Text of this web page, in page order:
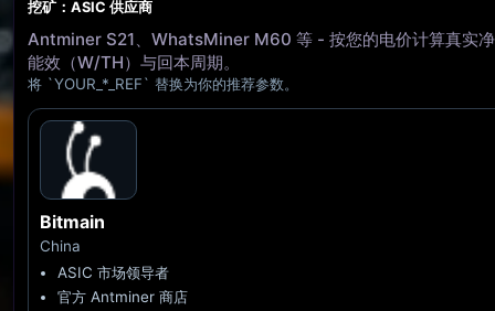
挖矿：ASIC 供应商
Antminer S21、WhatsMiner M60 等 - 按您的电价计算真实
能效（W/TH）与回本周期。
将 `YOUR_*_REF` 替换为你的推荐参数。
Bitmain
China
ASIC 市场领导者
官方 Antminer 商店